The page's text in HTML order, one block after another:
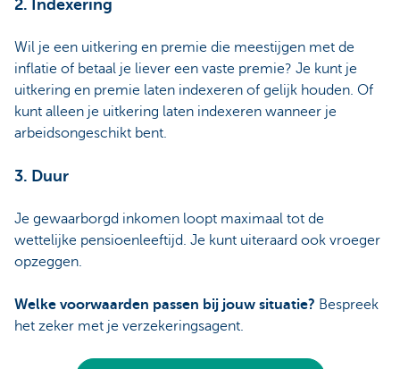
2. Indexering
Wil je een uitkering en premie die meestijgen met de
inflatie of betaal je liever een vaste premie? Je kunt je
uitkering en premie laten indexeren of gelijk houden. Of
kunt alleen je uitkering laten indexeren wanneer je
arbeidsongeschikt bent.
3. Duur
Je gewaarborgd inkomen loopt maximaal tot de
wettelijke pensioenleeftijd. Je kunt uiteraard ook vroeger
opzeggen.
Welke voorwaarden passen bij jouw situatie? Bespreek
het zeker met je verzekeringsagent.